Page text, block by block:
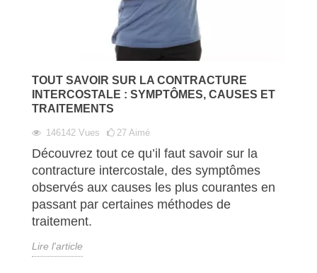
TOUT SAVOIR SUR LA CONTRACTURE
INTERCOSTALE : SYMPTÔMES, CAUSES ET
TRAITEMENTS
146142 Vues 27 Aimé
Découvrez tout ce qu’il faut savoir sur la
contracture intercostale, des symptômes
observés aux causes les plus courantes en
passant par certaines méthodes de
traitement.
Lire l'article